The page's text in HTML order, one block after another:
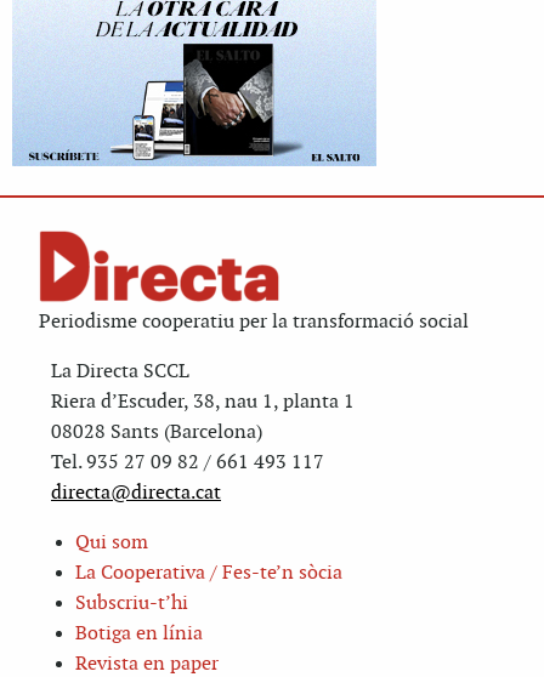
Periodisme cooperatiu per la transformació social
La Directa SCCL
Riera d’Escuder, 38, nau 1, planta 1
08028 Sants (Barcelona)
Tel. 935 27 09 82 / 661 493 117
directa@directa.cat
Qui som
La Cooperativa / Fes-te’n sòcia
Subscriu-t’hi
Botiga en línia
Revista en paper